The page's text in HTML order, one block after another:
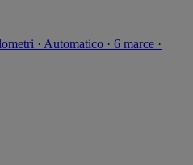
· Automatico · 6 marce ·